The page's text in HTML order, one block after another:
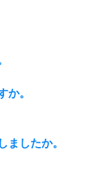
か。
ましたか。